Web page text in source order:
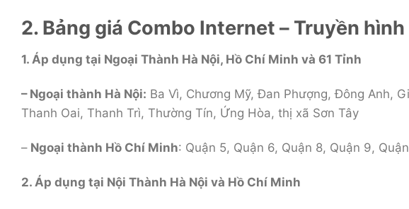
2. Bảng giá Combo Internet – Truyền hình
1. Áp dụng tại Ngoại Thành Hà Nội, Hồ Chí Minh và 61 Tỉnh
– Ngoại thành Hà Nội: Ba Vì, Chương Mỹ, Đan Phượng, Đông Anh,
Thanh Oai, Thanh Trì, Thường Tín, Ứng Hòa, thị xã Sơn Tây
– Ngoại thành Hồ Chí Minh: Quận 5, Quận 6, Quận 8, Quận 9,
2. Áp dụng tại Nội Thành Hà Nội và Hồ Chí Minh